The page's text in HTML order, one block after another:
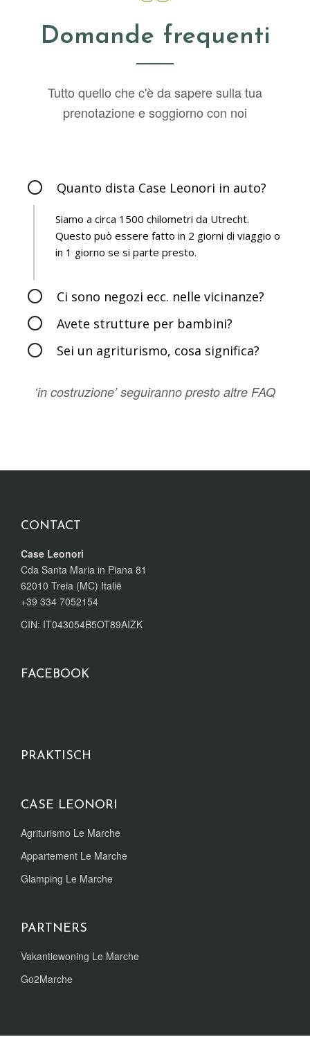
Domande frequenti
Tutto quello che c'è da sapere sulla tua
prenotazione e soggiorno con noi
Quanto dista Case Leonori in auto?
Siamo a circa 1500 chilometri da Utrecht.
Questo può essere fatto in 2 giorni di viaggio o
in 1 giorno se si parte presto.
Ci sono negozi ecc. nelle vicinanze?
Avete strutture per bambini?
Sei un agriturismo, cosa significa?
‘in costruzione’ seguiranno presto altre FAQ
CONTACT
Case Leonori
Cda Santa Maria in Piana 81
62010 Treia (MC) Italië
+39 334 7052154
CIN: IT043054B5OT89AIZK
FACEBOOK
PRAKTISCH
CASE LEONORI
Agriturismo Le Marche
Appartement Le Marche
Glamping Le Marche
PARTNERS
Vakantiewoning Le Marche
Go2Marche